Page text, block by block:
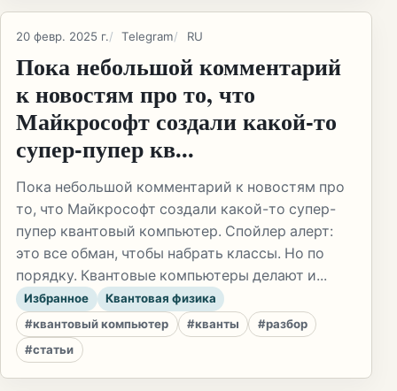
20 февр. 2025 г. Telegram RU
Пока небольшой комментарий
к новостям про то, что
Майкрософт создали какой-то
супер-пупер кв...
Пока небольшой комментарий к новостям про
то, что Майкрософт создали какой-то супер-
пупер квантовый компьютер. Спойлер алерт:
это все обман, чтобы набрать классы. Но по
порядку. Квантовые компьютеры делают и...
Избранное
Квантовая физика
#квантовый компьютер
#кванты
#разбор
#статьи